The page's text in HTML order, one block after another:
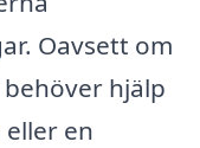
Oavsett om
hjälp
en